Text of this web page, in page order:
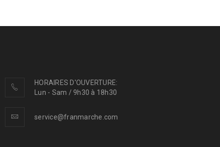
HORAIRES D'OUVERTURE:
Lun - Sam / 9h30 à 18h30
service@franmarche.com